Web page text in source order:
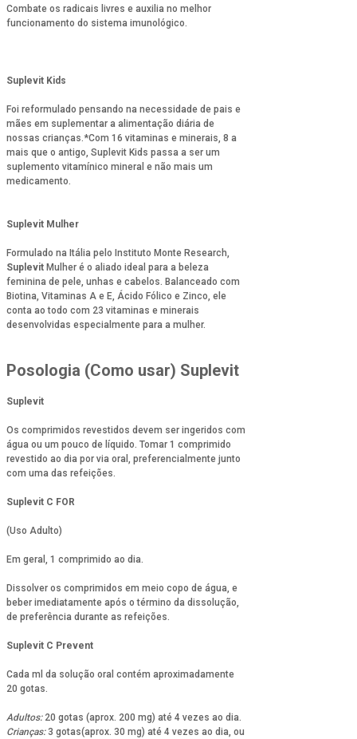
Combate os radicais livres e auxilia no melhor
funcionamento do sistema imunológico.
Suplevit Kids
Foi reformulado pensando na necessidade de pais e
mães em suplementar a alimentação diária de
nossas crianças.*Com 16 vitaminas e minerais, 8 a
mais que o antigo, Suplevit Kids passa a ser um
suplemento vitamínico mineral e não mais um
medicamento.
Suplevit Mulher
Formulado na Itália pelo Instituto Monte Research,
Suplevit Mulher é o aliado ideal para a beleza
feminina de pele, unhas e cabelos. Balanceado com
Biotina, Vitaminas A e E, Ácido Fólico e Zinco, ele
conta ao todo com 23 vitaminas e minerais
desenvolvidas especialmente para a mulher.
Posologia (Como usar) Suplevit
Suplevit
Os comprimidos revestidos devem ser ingeridos com
água ou um pouco de líquido. Tomar 1 comprimido
revestido ao dia por via oral, preferencialmente junto
com uma das refeições.
Suplevit C FOR
(Uso Adulto)
Em geral, 1 comprimido ao dia.
Dissolver os comprimidos em meio copo de água, e
beber imediatamente após o término da dissolução,
de preferência durante as refeições.
Suplevit C Prevent
Cada ml da solução oral contém aproximadamente
20 gotas.
Adultos:20 gotas (aprox. 200 mg) até 4 vezes ao dia.
Crianças:3 gotas(aprox. 30 mg) até 4 vezes ao dia, ou